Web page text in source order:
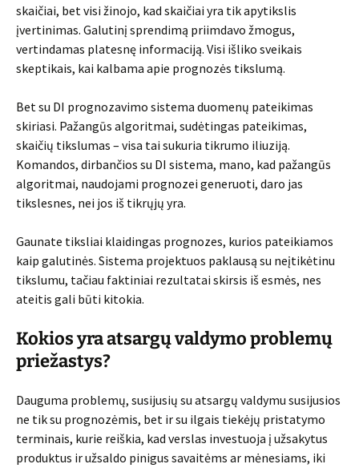
skaičiai, bet visi žinojo, kad skaičiai yra tik apytikslis
įvertinimas. Galutinį sprendimą priimdavo žmogus,
vertindamas platesnę informaciją. Visi išliko sveikais
skeptikais, kai kalbama apie prognozės tikslumą.
Bet su DI prognozavimo sistema duomenų pateikimas
skiriasi. Pažangūs algoritmai, sudėtingas pateikimas,
skaičių tikslumas – visa tai sukuria tikrumo iliuziją.
Komandos, dirbančios su DI sistema, mano, kad pažangūs
algoritmai, naudojami prognozei generuoti, daro jas
tikslesnes, nei jos iš tikrųjų yra.
Gaunate tiksliai klaidingas prognozes, kurios pateikiamos
kaip galutinės. Sistema projektuos paklausą su neįtikėtinu
tikslumu, tačiau faktiniai rezultatai skirsis iš esmės, nes
ateitis gali būti kitokia.
Kokios yra atsargų valdymo problemų
priežastys?
Dauguma problemų, susijusių su atsargų valdymu susijusios
ne tik su prognozėmis, bet ir su ilgais tiekėjų pristatymo
terminais, kurie reiškia, kad verslas investuoja į užsakytus
produktus ir užsaldo pinigus savaitėms ar mėnesiams, iki